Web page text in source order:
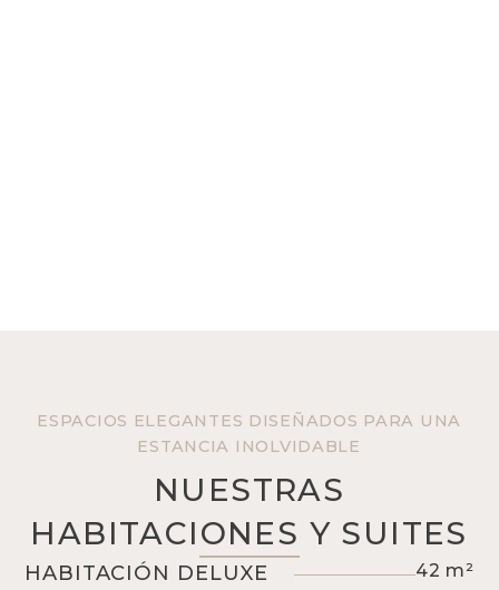
ESPACIOS ELEGANTES DISEÑADOS PARA UNA
ESTANCIA INOLVIDABLE
NUESTRAS
HABITACIONES Y SUITES
HABITACIÓN DELUXE
42 m²